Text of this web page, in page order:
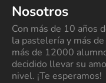
Nosotros
Con más de 10 años
la pastelería y más
más de 12000
decidido llevar su
nivel. ¡Te esperamos!